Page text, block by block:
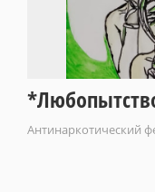
Антинаркотический